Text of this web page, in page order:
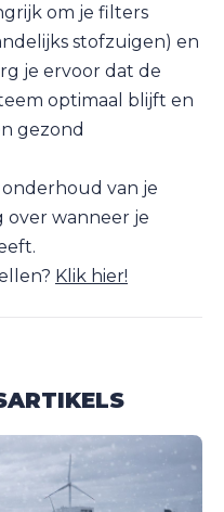
om je filters
stofzuigen) en
je ervoor dat de
optimaal blijft en
gezond
van je
over wanneer je
Klik hier!